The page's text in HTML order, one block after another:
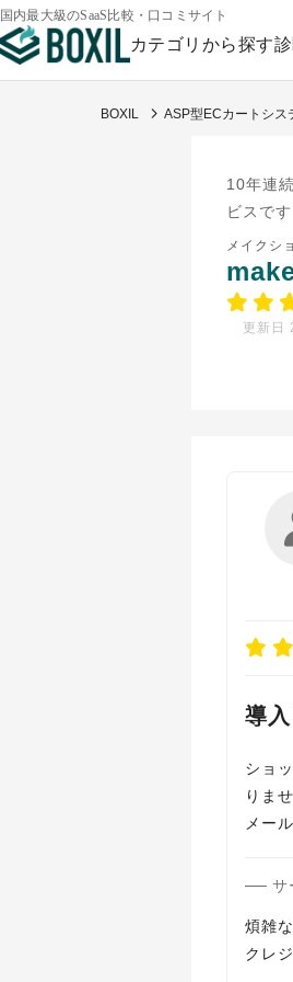
国内最大級のSaaS比較・口コミサイト
カテゴリから探す
BOXIL ASP型ECカートシス
10年連
ビスです
メイクシ
更新日
導
ショ
りま
メー
サ
煩雑
クレ